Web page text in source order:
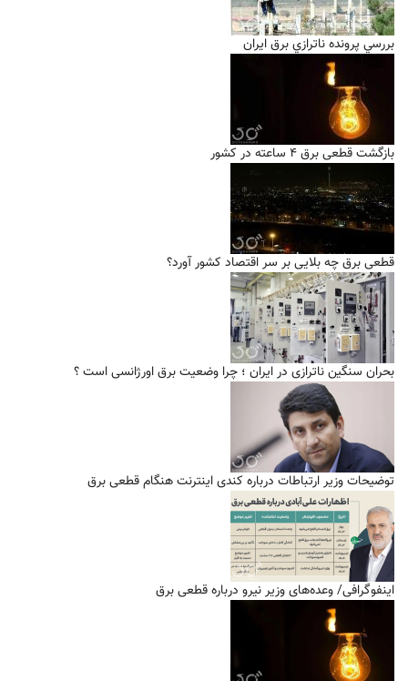
بررسي پرونده ناترازي برق ايران
بازگشت قطعی برق ۴ ساعته در کشور
قطعی برق چه بلایی بر سر اقتصاد کشور آورد؟
بحران سنگین ناترازی در ایران ؛ چرا وضعیت برق اورژانسی است ؟
توضیحات وزیر ارتباطات درباره کندی اینترنت هنگام قطعی برق
اینفوگرافی/ وعده‌های وزیر نیرو درباره قطعی برق